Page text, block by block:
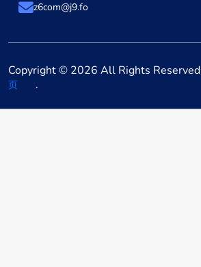
z6com@j9.fo
Copyright © 2026 All Rights Reserved
页
.